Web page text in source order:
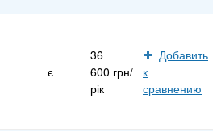
є
36
600 грн/
рік
Добавить
к
сравнению